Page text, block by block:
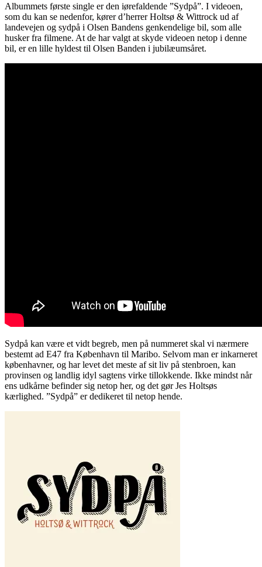
Albummets første single er den iørefaldende ”Sydpå”. I videoen,
som du kan se nedenfor, kører d’herrer Holtsø & Wittrock ud af
landevejen og sydpå i Olsen Bandens genkendelige bil, som alle
husker fra filmene. At de har valgt at skyde videoen netop i denne
bil, er en lille hyldest til Olsen Banden i jubilæumsåret.
Sydpå kan være et vidt begreb, men på nummeret skal vi nærmere
bestemt ad E47 fra København til Maribo. Selvom man er inkarneret
københavner, og har levet det meste af sit liv på stenbroen, kan
provinsen og landlig idyl sagtens virke tillokkende. Ikke mindst når
ens udkårne befinder sig netop her, og det gør Jes Holtsøs
kærlighed. ”Sydpå” er dedikeret til netop hende.